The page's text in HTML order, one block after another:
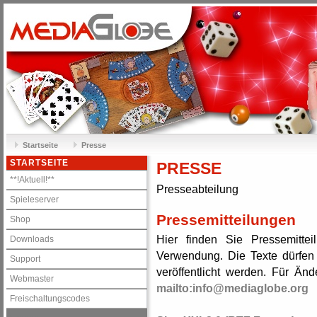
Startseite Presse
STARTSEITE
**!Aktuell!**
Spieleserver
Shop
Downloads
Support
Webmaster
Freischaltungscodes
PRESSE
Presseabteilung
Pressemitteilungen
Hier finden Sie
Verwendung. Die Texte
veröffentlicht werden. Für
mailto:info@mediaglobe.org